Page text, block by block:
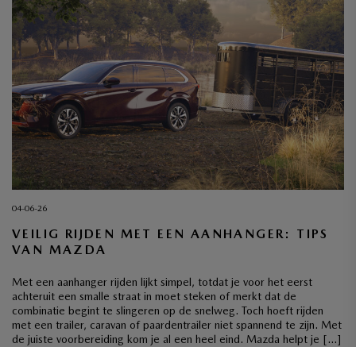
04-06-26
VEILIG RIJDEN MET EEN AANHANGER: TIPS
VAN MAZDA
Met een aanhanger rijden lijkt simpel, totdat je voor het eerst
achteruit een smalle straat in moet steken of merkt dat de
combinatie begint te slingeren op de snelweg. Toch hoeft rijden
met een trailer, caravan of paardentrailer niet spannend te zijn. Met
de juiste voorbereiding kom je al een heel eind. Mazda helpt je […]